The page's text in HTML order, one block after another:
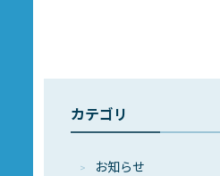
カテゴリ
お知らせ